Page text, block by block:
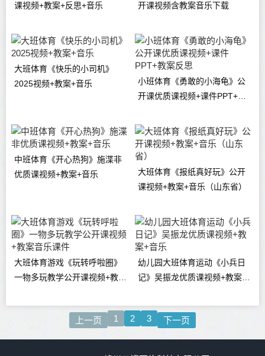
课视频+教案+反思+音乐
开课视频含教案音乐下载
大班体育《快乐的小司机》
2025视频+教案+音乐
小班体育《勇敢的小海龟》公
开课优质课视频+课件PPT+教
中班体育《开心热狗》施渫非
优质课视频+教案+音乐
大班体育《报纸真好玩》公开
课视频+教案+音乐（山东省）
大班体育游戏《玩转呼啦圈》
一物多玩教学公开课视频+教案
幼儿园大班体育运动《小兵日
记》吴振龙优质课视频+教案
上一页 1 2 3 下一页